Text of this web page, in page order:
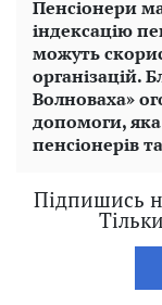
Пенсіонери
індексацію
можуть
організацій.
Волноваха»
допомоги,
пенсіонерів
Підпишись